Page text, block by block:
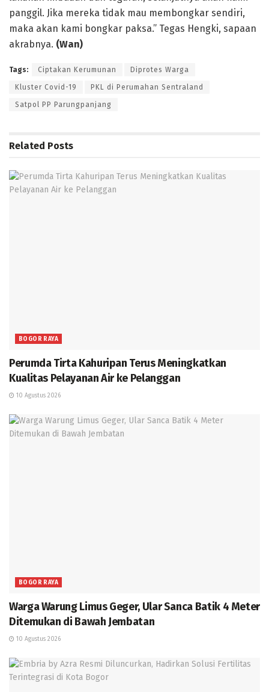
panggil. Jika mereka tidak mau membongkar sendiri,
maka akan kami bongkar paksa.” Tegas Hengki, sapaan
akrabnya. (Wan)
Tags: Ciptakan Kerumunan Diprotes Warga
Kluster Covid-19 PKL di Perumahan Sentraland
Satpol PP Parungpanjang
Related Posts
BOGOR RAYA
Perumda Tirta Kahuripan Terus Meningkatkan
Kualitas Pelayanan Air ke Pelanggan
10 Agustus 2026
BOGOR RAYA
Warga Warung Limus Geger, Ular Sanca Batik 4 Meter
Ditemukan di Bawah Jembatan
10 Agustus 2026